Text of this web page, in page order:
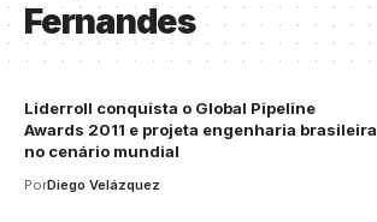
Fernandes
Liderroll conquista o Global Pipeline
Awards 2011 e projeta engenharia brasileira
no cenário mundial
PorDiego Velázquez